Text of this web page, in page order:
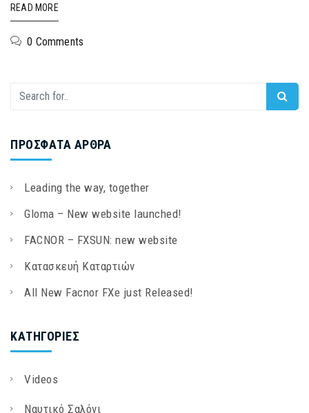
READ MORE
0 Comments
ΠΡΌΣΦΑΤΑ ΆΡΘΡΑ
Leading the way, together
Gloma – New website launched!
FACNOR – FXSUN: new website
Κατασκευή Καταρτιών
All New Facnor FXe just Released!
KΑΤΗΓΟΡΊΕΣ
Videos
Ναυτικό Σαλόνι